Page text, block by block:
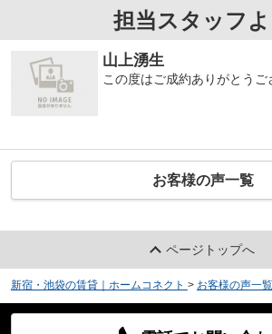
担当スタッフよ
山上湧生
この度はご成約ありがとうご
お客様の声一覧
ページトップへ
新宿・池袋の賃貸｜ホームコネクト > お客様の声一覧